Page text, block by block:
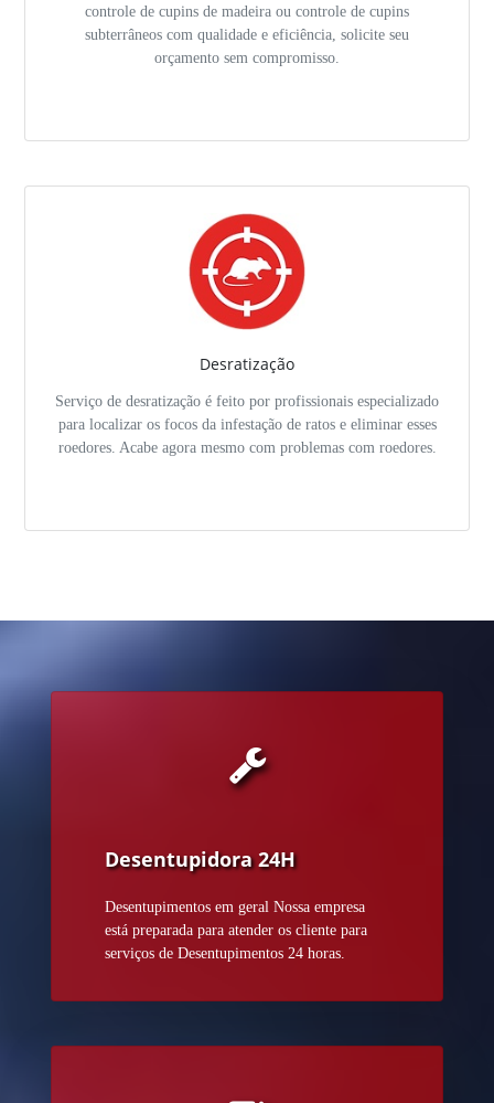
controle de cupins de madeira ou controle de cupins
subterrâneos com qualidade e eficiência, solicite seu
orçamento sem compromisso.
Desratização
Serviço de desratização é feito por profissionais especializado
para localizar os focos da infestação de ratos e eliminar esses
roedores. Acabe agora mesmo com problemas com roedores.
Desentupidora 24H
Desentupimentos em geral Nossa empresa
está preparada para atender os cliente para
serviços de Desentupimentos 24 horas.